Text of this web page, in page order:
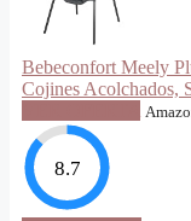
Bebeconfort Meely
Cojines Acolchados,
8.7